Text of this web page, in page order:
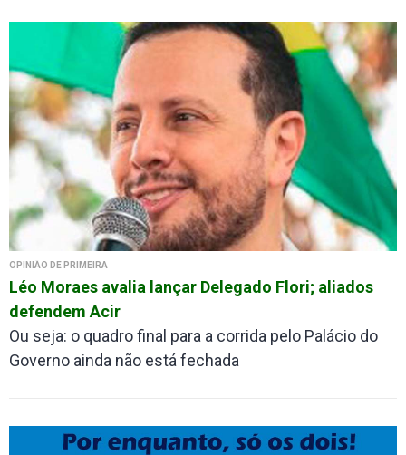
OPINIÃO DE PRIMEIRA
Léo Moraes avalia lançar Delegado Flori; aliados
defendem Acir
Ou seja: o quadro final para a corrida pelo Palácio do
Governo ainda não está fechada